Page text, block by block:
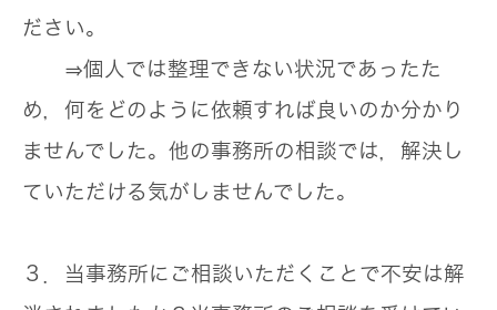
ださい。
⇒個人では整理できない状況であったた
め，何をどのように依頼すれば良いのか分かり
ませんでした。他の事務所の相談では，解決し
ていただける気がしませんでした。
３．当事務所にご相談いただくことで不安は解